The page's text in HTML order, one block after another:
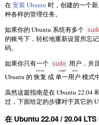
在安装 Ubuntu 时，创建的一个
种各样的管理任务。
如果你的 Ubuntu 系统有多个
的账号下，轻松地重新设置所忘
码。
如果你只有一个 sudo 用户，并
Ubuntu 的恢复
rescue
或单一用户
single user
模式
虽然这篇指南是在 Ubuntu 22.04
过，下面给定的步骤对于其它的
在 Ubuntu 22.04 / 20.04